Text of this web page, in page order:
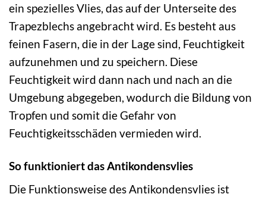
ein spezielles Vlies, das auf der Unterseite des
Trapezblechs angebracht wird. Es besteht aus
feinen Fasern, die in der Lage sind, Feuchtigkeit
aufzunehmen und zu speichern. Diese
Feuchtigkeit wird dann nach und nach an die
Umgebung abgegeben, wodurch die Bildung von
Tropfen und somit die Gefahr von
Feuchtigkeitsschäden vermieden wird.
So funktioniert das Antikondensvlies
Die Funktionsweise des Antikondensvlies ist